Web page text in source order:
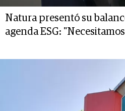
Natura presentó su
agenda ESG: